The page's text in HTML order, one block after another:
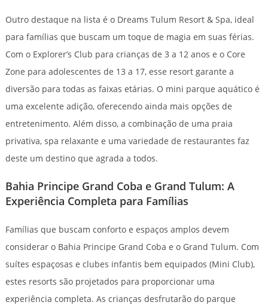
Outro destaque na lista é o Dreams Tulum Resort & Spa, ideal
para famílias que buscam um toque de magia em suas férias.
Com o Explorer’s Club para crianças de 3 a 12 anos e o Core
Zone para adolescentes de 13 a 17, esse resort garante a
diversão para todas as faixas etárias. O mini parque aquático é
uma excelente adição, oferecendo ainda mais opções de
entretenimento. Além disso, a combinação de uma praia
privativa, spa relaxante e uma variedade de restaurantes faz
deste um destino que agrada a todos.
Bahia Principe Grand Coba e Grand Tulum: A
Experiência Completa para Famílias
Famílias que buscam conforto e espaços amplos devem
considerar o Bahia Principe Grand Coba e o Grand Tulum. Com
suítes espaçosas e clubes infantis bem equipados (Mini Club),
estes resorts são projetados para proporcionar uma
experiência completa. As crianças desfrutarão do parque